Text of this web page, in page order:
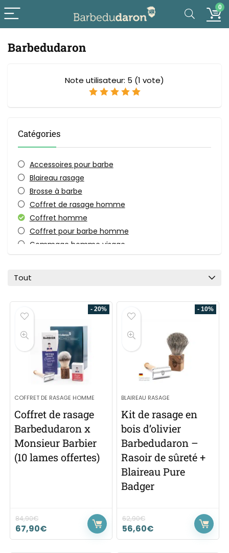
0
Barbedudaron
Note utilisateur: 5 (1 vote)
Catégories
Accessoires pour barbe
Blaireau rasage
Brosse à barbe
Coffret de rasage homme
Coffret homme
Coffret pour barbe homme
Gommage homme visage
Huile pour barbe
Savon à barbe - Savon de rasage
Shavette
Soins Visage
Toutes les catégories
Tout
- 20%
COFFRET DE RASAGE HOMME
Coffret de rasage
Barbedudaron x
Monsieur Barbier
(10 lames offertes)
84,90€
67,90€
- 10%
BLAIREAU RASAGE
Kit de rasage en
bois d’olivier
Barbedudaron –
Rasoir de sûreté +
Blaireau Pure
Badger
62,90€
56,60€